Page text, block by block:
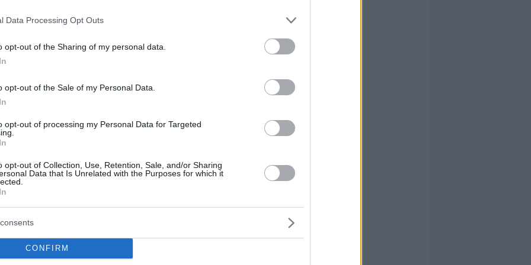
Data Processing Opt Outs
opt-out of the Sharing of my personal data.
opt-out of the Sale of my Personal Data.
opt-out of processing my Personal Data for Targeted
opt-out of Collection, Use, Retention, Sale, and/or Sharing
Data that Is Unrelated with the Purposes for which it
CONFIRM
tantos con 7/11 en 21 minutos, Malcolm
George Hill acumuló 13. Nikola Mirotic
12 puntos (con un papel limitado hasta
el primer cuarto y en ningún momento del
las distancias a menos de 10 puntos. La
puntos.
que la una, sumando 31 puntos con 10/18
Sin embargo, no pudo parar a unos
agregó 15, pero con 4/13 tiros (2/9), y 14
para el domingo en Toronto.